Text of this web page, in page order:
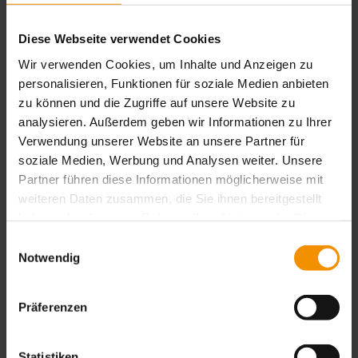
Diese Webseite verwendet Cookies
Wir verwenden Cookies, um Inhalte und Anzeigen zu
personalisieren, Funktionen für soziale Medien anbieten
zu können und die Zugriffe auf unsere Website zu
analysieren. Außerdem geben wir Informationen zu Ihrer
Verwendung unserer Website an unsere Partner für
soziale Medien, Werbung und Analysen weiter. Unsere
Partner führen diese Informationen möglicherweise mit
weiteren Daten zusammen, die Sie ihnen bereitgestellt
Cookies, wenn Sie unsere Webseite weiterhin nutzen.
Notwendig
Präferenzen
* Pflichtfelder
(Diese Angaben müssen gemacht werden)